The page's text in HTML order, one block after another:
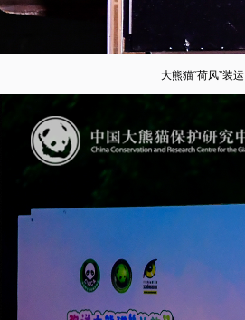
大熊猫“荷风”装运